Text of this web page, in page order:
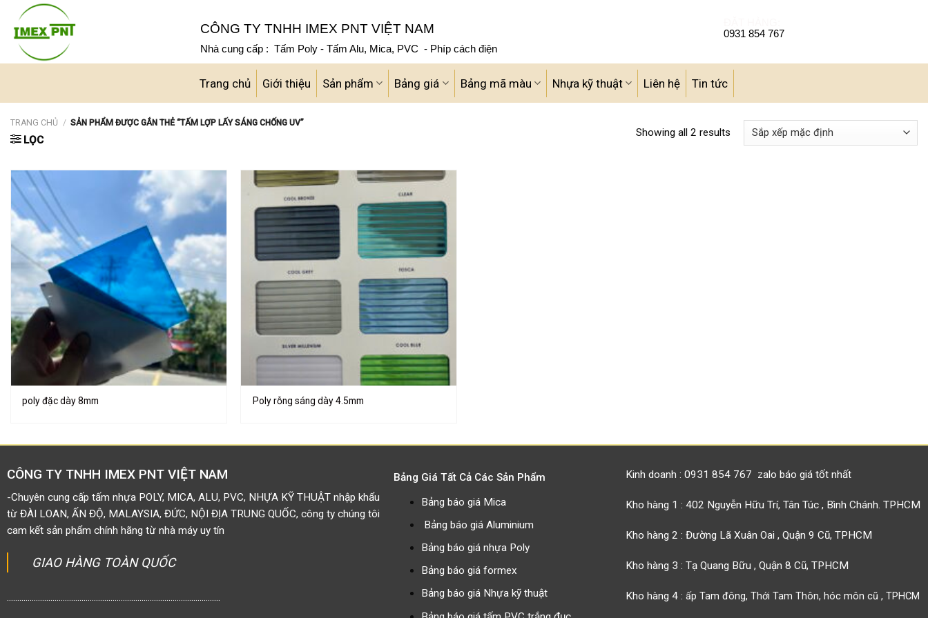
content
CÔNG TY TNHH IMEX PNT VIỆT NAM
Nhà cung cấp : Tấm Poly - Tấm Alu, Mica, PVC - Phíp cách điện
0931 854 767
Trang chủ Giới thiệu Sản phẩm Bảng giá Bảng mã màu Nhựa kỹ thuật Liên hệ Tin tức
TRANG CHỦ / SẢN PHẨM ĐƯỢC GẮN THẺ “TẤM LỢP LẤY SÁNG CHỐNG UV”
LỌC
Showing all 2 results
poly đặc dày 8mm Poly rỗng sáng dày 4.5mm
CÔNG TY TNHH IMEX PNT VIỆT NAM
-Chuyên cung cấp tấm nhựa POLY, MICA, ALU, PVC, NHỰA KỸ THUẬT nhập khẩu
từ ĐÀI LOAN, ẤN ĐỘ, MALAYSIA, ĐỨC, NỘI ĐỊA TRUNG QUỐC, công ty chúng tôi
cam kết sản phẩm chính hãng từ nhà máy uy tín
GIAO HÀNG TOÀN QUỐC
Bảng Giá Tất Cả Các Sản Phẩm
Bảng báo giá Mica
Bảng báo giá Aluminium
Bảng báo giá nhựa Poly
Bảng báo giá formex
Bảng báo giá Nhựa kỹ thuật
Kinh doanh : 0931 854 767 zalo báo giá tốt nhất
Kho hàng 1 : 402 Nguyễn Hữu Trí, Tân Túc , Bình Chánh. TPHCM
Kho hàng 2 : Đường Lã Xuân Oai , Quận 9 Cũ, TPHCM
Kho hàng 3 : Tạ Quang Bữu , Quận 8 Cũ, TPHCM
Kho hàng 4 : ấp Tam đông, Thới Tam Thôn, hóc môn cũ , TPHCM